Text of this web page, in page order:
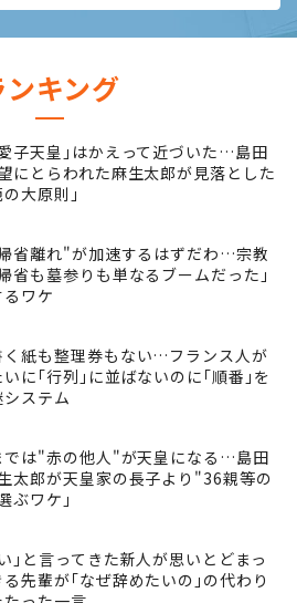
ンキング
子天皇｣はかえって近づいた…島田
にとらわれた麻生太郎が見落とした
大原則｣
省離れ"が加速するはずだわ…宗教
省も墓参りも単なるブームだった｣
ワケ
く紙も整理券もない…フランス人が
いに｢行列｣に並ばないのに｢順番｣を
ステム
では"赤の他人"が天皇になる…島田
太郎が天皇家の長子より"36親等の
ぶワケ｣
｣と言ってきた新人が思いとどまっ
先輩が｢なぜ辞めたいの｣の代わり